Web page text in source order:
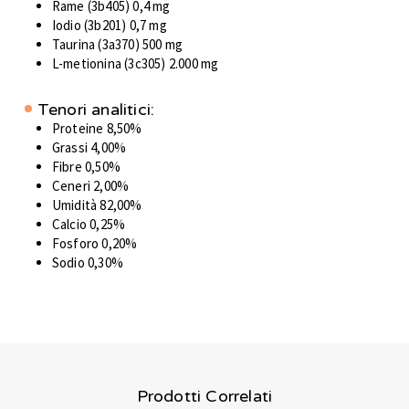
Rame (3b405) 0,4 mg
Iodio (3b201) 0,7 mg
Taurina (3a370) 500 mg
L-metionina (3c305) 2.000 mg
Tenori analitici:
Proteine 8,50%
Grassi 4,00%
Fibre 0,50%
Ceneri 2,00%
Umidità 82,00%
Calcio 0,25%
Fosforo 0,20%
Sodio 0,30%
Prodotti Correlati